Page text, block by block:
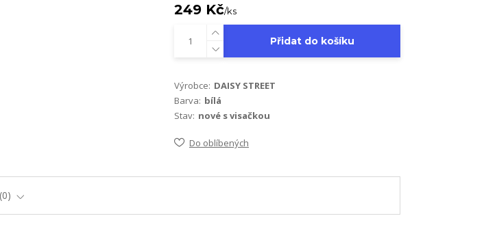
249 Kč/ks
Přidat do košíku
Výrobce: DAISY STREET
Barva: bílá
Stav: nové s visačkou
Do oblíbených
0